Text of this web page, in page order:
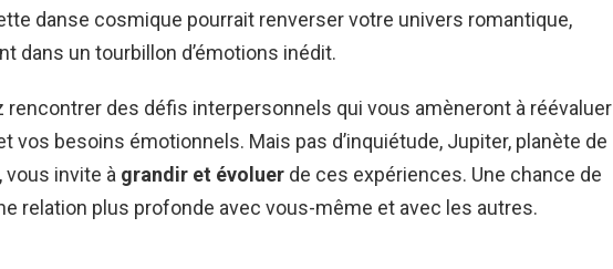
danse cosmique pourrait renverser votre univers romantique,
dans un tourbillon d’émotions inédit.
rencontrer des défis interpersonnels qui vous amèneront à réévaluer
vos besoins émotionnels. Mais pas d’inquiétude, Jupiter, planète de
vous invite à grandir et évoluer de ces expériences. Une chance de
relation plus profonde avec vous-même et avec les autres.